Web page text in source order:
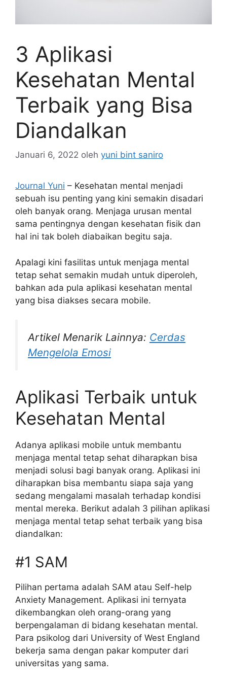
3 Aplikasi
Kesehatan Mental
Terbaik yang Bisa
Diandalkan
Januari 6, 2022 oleh yuni bint saniro
Journal Yuni – Kesehatan mental menjadi
sebuah isu penting yang kini semakin disadari
oleh banyak orang. Menjaga urusan mental
sama pentingnya dengan kesehatan fisik dan
hal ini tak boleh diabaikan begitu saja.
Apalagi kini fasilitas untuk menjaga mental
tetap sehat semakin mudah untuk diperoleh,
bahkan ada pula aplikasi kesehatan mental
yang bisa diakses secara mobile.
Artikel Menarik Lainnya: Cerdas
Mengelola Emosi
Aplikasi Terbaik untuk
Kesehatan Mental
Adanya aplikasi mobile untuk membantu
menjaga mental tetap sehat diharapkan bisa
menjadi solusi bagi banyak orang. Aplikasi ini
diharapkan bisa membantu siapa saja yang
sedang mengalami masalah terhadap kondisi
mental mereka. Berikut adalah 3 pilihan aplikasi
menjaga mental tetap sehat terbaik yang bisa
diandalkan:
#1 SAM
Pilihan pertama adalah SAM atau Self-help
Anxiety Management. Aplikasi ini ternyata
dikembangkan oleh orang-orang yang
berpengalaman di bidang kesehatan mental.
Para psikolog dari University of West England
bekerja sama dengan pakar komputer dari
universitas yang sama.